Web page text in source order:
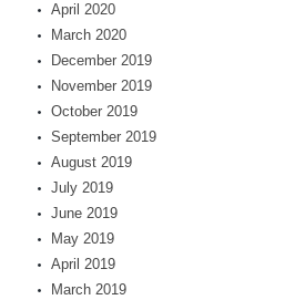
April 2020
March 2020
December 2019
November 2019
October 2019
September 2019
August 2019
July 2019
June 2019
May 2019
April 2019
March 2019